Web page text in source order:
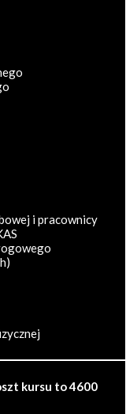
i pracownicy
kursu to 4600